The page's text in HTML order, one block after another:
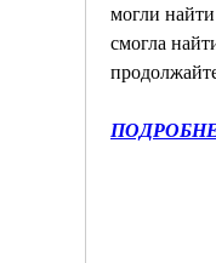
могли
смогла